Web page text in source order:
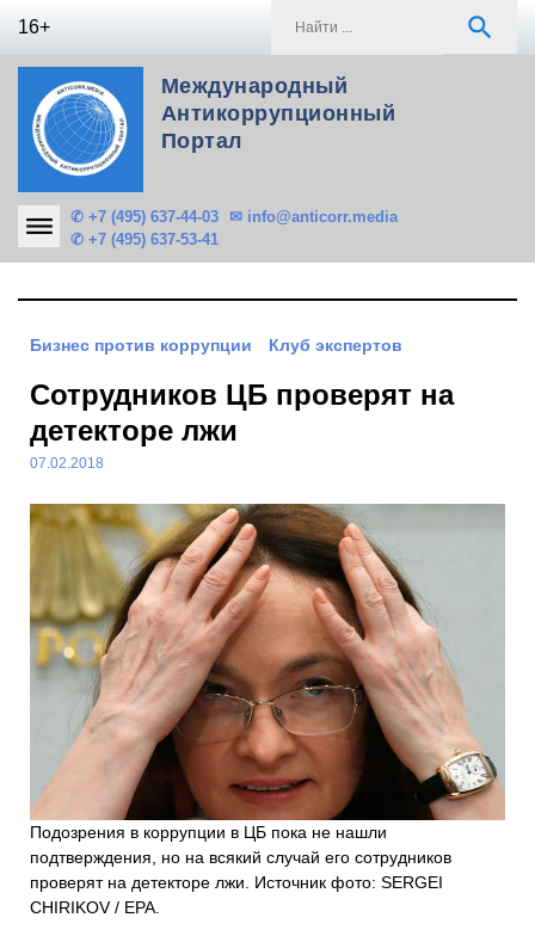
16+ search
Международный
Антикоррупционный
Портал
✆ +7 (495) 637-44-03
✆ +7 (495) 637-53-41
✉ info@anticorr.media
Бизнес против коррупции Клуб экспертов
Сотрудников ЦБ проверят на
детекторе лжи
07.02.2018
Подозрения в коррупции в ЦБ пока не нашли
подтверждения, но на всякий случай его сотрудников
проверят на детекторе лжи. Источник фото: SERGEI
CHIRIKOV / EPA.